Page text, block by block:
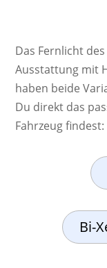
Das Fernlicht
Ausstattung mit
haben beide
Du direkt das
Fahrzeug findest:
Bi-